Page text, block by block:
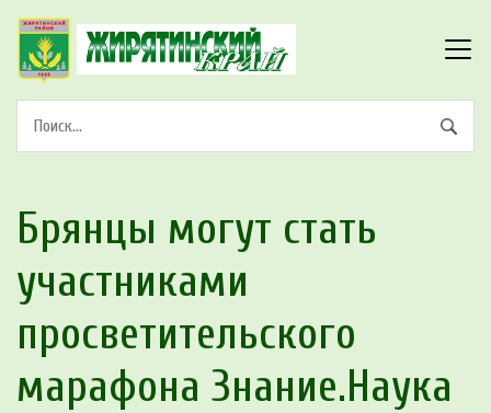
Брянцы могут стать
участниками
просветительского
марафона Знание.Наука